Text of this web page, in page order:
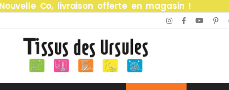
Nouvelle Co, livraison offerte en magasin !